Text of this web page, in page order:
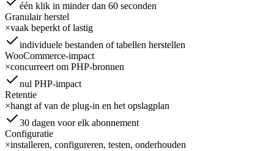
één klik in minder dan 60 seconden
Granulair herstel
×vaak beperkt of lastig
individuele bestanden of tabellen herstellen
WooCommerce-impact
×concurreert om PHP-bronnen
nul PHP-impact
Retentie
×hangt af van de plug-in en het opslagplan
30 dagen voor elk abonnement
Configuratie
×installeren, configureren, testen, onderhouden